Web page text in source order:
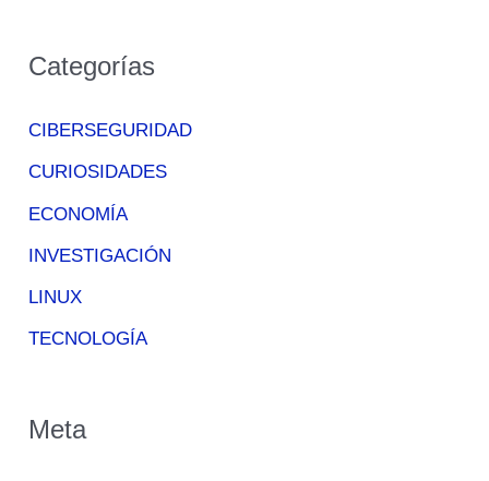
Categorías
CIBERSEGURIDAD
CURIOSIDADES
ECONOMÍA
INVESTIGACIÓN
LINUX
TECNOLOGÍA
Meta